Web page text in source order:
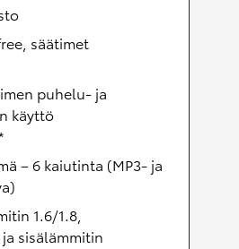
säätimet
puhelu- ja
käyttö
– 6 kaiutinta (MP3- ja
1.6/1.8,
sisälämmitin